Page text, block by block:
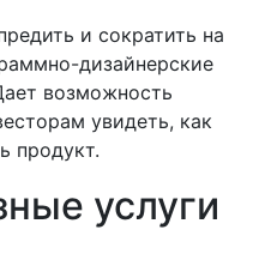
и сократить на
дизайнерские
возможность
увидеть, как
продукт.
услуги